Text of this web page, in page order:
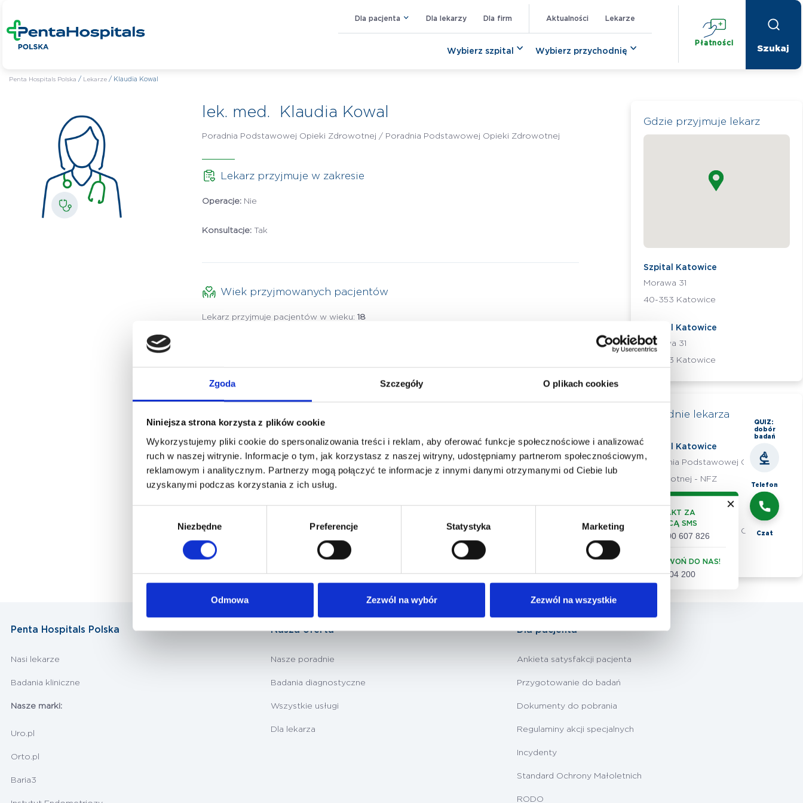
Zgoda Szczegóły O plikach cookies
Niniejsza strona korzysta z plików cookie
Wykorzystujemy pliki cookie do spersonalizowania treści i reklam, aby oferować funkcje społecznościowe i analizować
ruch w naszej witrynie. Informacje o tym, jak korzystasz z naszej witryny, udostępniamy partnerom społecznościowym,
reklamowym i analitycznym. Partnerzy mogą połączyć te informacje z innymi danymi otrzymanymi od Ciebie lub
uzyskanymi podczas korzystania z ich usług.
Niezbędne Preferencje Statystyka Marketing
Odmowa Zezwól na wybór Zezwól na wszystkie
Dla pacjenta Dla lekarzy Dla firm Aktualności Lekarze
Płatności
Wybierz szpital Wybierz przychodnię
Penta Hospitals Polska / Lekarze/ Klaudia Kowal
lek. med. Klaudia Kowal
Poradnia Podstawowej Opieki Zdrowotnej / Poradnia Podstawowej Opieki Zdrowotnej
Lekarz przyjmuje w zakresie
Operacje: Nie
Konsultacje: Tak
Wiek przyjmowanych pacjentów
Lekarz przyjmuje pacjentów w wieku:18
Języki
Gdzie przyjmuje lekarz
Szpital Katowice
Morawa 31
40-353 Katowice
Szpital Katowice
Morawa 31
40-353 Katowice
Poradnie lekarza
Szpital Katowice
Poradnia Podstawowej Opieki
Zdrowotnej - NFZ
Szpital Katowice
Poradnia Podstawowej Opieki
Penta Hospitals Polska
Nasi lekarze
Badania kliniczne
Nasze marki:
Uro.pl
Orto.pl
Baria3
Nasza oferta
Nasze poradnie
Badania diagnostyczne
Wszystkie usługi
Dla lekarza
Dla pacjenta
Ankieta satysfakcji pacjenta
Przygotowanie do badań
Dokumenty do pobrania
Regulaminy akcji specjalnych
Incydenty
Standard Ochrony Małoletnich
RODO
QUIZ:
dobór
badań
Telefon
KONTAKT ZA
POMOCĄ SMS
+48 500 607 826
ZADZWOŃ DO NAS!
61 86 04 200
Czat